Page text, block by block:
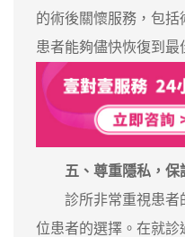
的術後關懷服務，包
患者能夠儘快恢復到最
五、尊重隱私，保
診所非常重視患者
位患者的選擇。在就